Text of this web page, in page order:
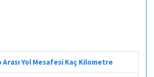
Arası Yol Mesafesi Kaç Kilometre